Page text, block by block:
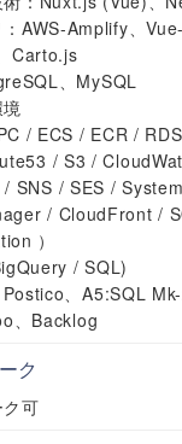
：AWS-Amplify、
Carto.js
、MySQL
/ ECS / ECR /
/ S3 /
SNS / SES /
/ CloudFront /
）
/ SQL)
Postico、A5:SQL Mk-
、Backlog
ク
可